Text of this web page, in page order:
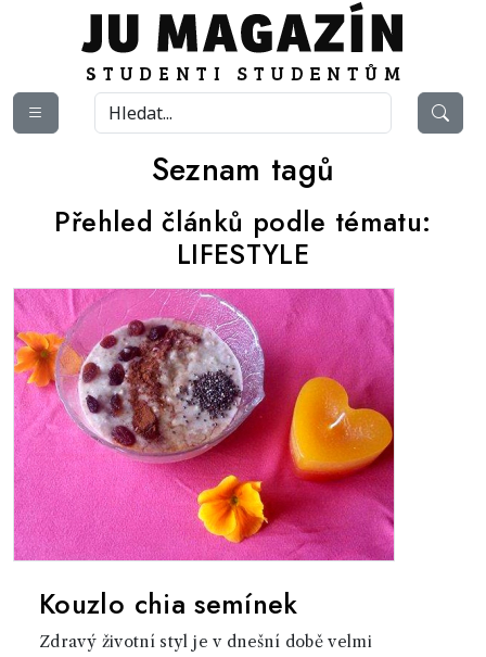
Seznam tagů
Přehled článků podle tématu:
LIFESTYLE
Kouzlo chia semínek
Zdravý životní styl je v dnešní době velmi